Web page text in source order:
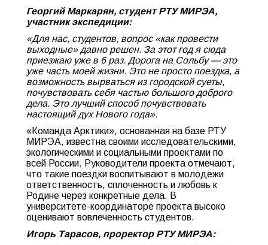
Георгий Маркарян, студент РТУ МИРЭА,
участник экспедиции:
«Для нас, студентов, вопрос «как провести
выходные» давно решен. За этот год я сюда
приезжаю уже в 6 раз. Дорога на Сольбу — это
уже часть моей жизни. Это не просто поездка, а
возможность вырваться из городской суеты,
почувствовать себя частью большого доброго
дела. Это лучший способ почувствовать
настоящий дух Нового года».
«Команда Арктики», основанная на базе РТУ
МИРЭА, известна своими исследовательскими,
экологическими и социальными проектами по
всей России. Руководители проекта отмечают,
что такие поездки воспитывают в молодежи
ответственность, сплоченность и любовь к
Родине через конкретные дела. В
университете-координаторе проекта высоко
оценивают вовлеченность студентов.
Игорь Тарасов, проректор РТУ МИРЭА: